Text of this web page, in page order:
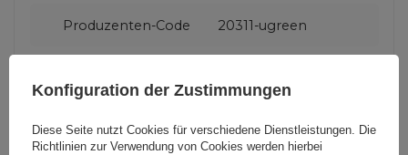
Produzenten-Code 20311-ugreen
Steckertyp RJ45 (weiblich)
Verpackung Folie
Konfiguration der Zustimmungen
Diese Seite nutzt Cookies für verschiedene Dienstleistungen. Die
Richtlinien zur Verwendung von Cookies werden hierbei